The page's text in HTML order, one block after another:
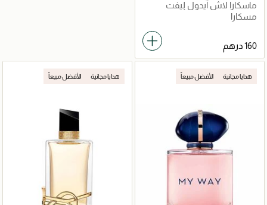
ماسكارا لاش آيدول ليفت
فولومينج الفعالة 01 أسود
مسكارا
هدايا مجانية الأفضل مبيعاً هدايا مجانية الأفضل مبيعاً